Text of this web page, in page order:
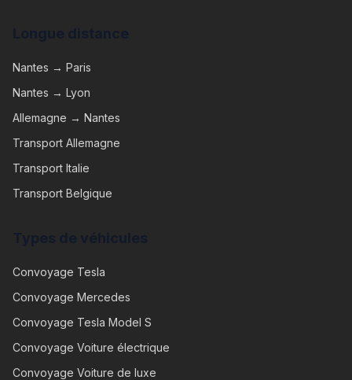
Nantes → Paris
Nantes → Lyon
Allemagne → Nantes
Transport Allemagne
Transport Italie
Transport Belgique
Convoyage Tesla
Convoyage Mercedes
Convoyage Tesla Model S
Convoyage Voiture électrique
Convoyage Voiture de luxe